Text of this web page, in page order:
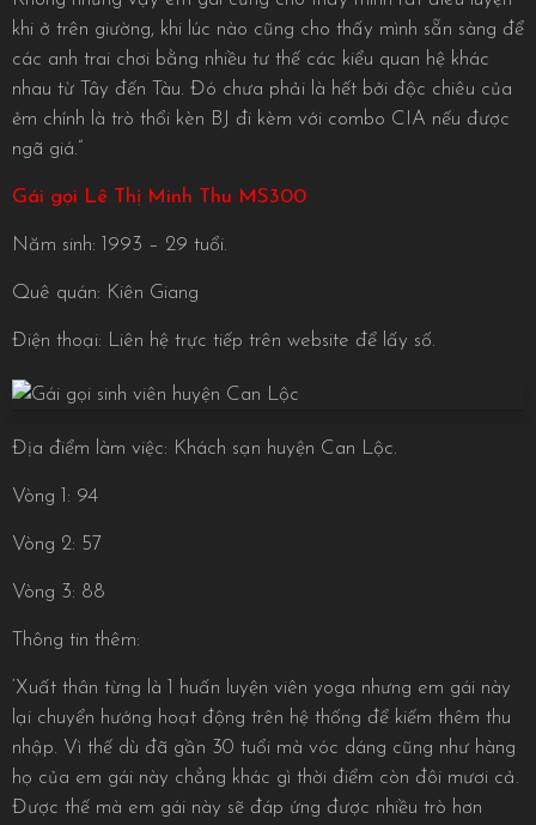
khi ở trên giường, khi lúc nào cũng cho thấy mình sẵn sàng để
các anh trai chơi bằng nhiều tư thế các kiểu quan hệ khác
nhau từ Tây đến Tàu. Đó chưa phải là hết bởi độc chiêu của
ẻm chính là trò thổi kèn BJ đi kèm với combo CIA nếu được
ngã giá.”
Gái gọi Lê Thị Minh Thu MS300
Năm sinh: 1993 – 29 tuổi.
Quê quán: Kiên Giang
Điện thoại: Liên hệ trực tiếp trên website để lấy số.
Địa điểm làm việc: Khách sạn huyện Can Lộc.
Vòng 1: 94
Vòng 2: 57
Vòng 3: 88
Thông tin thêm:
‘Xuất thân từng là 1 huấn luyện viên yoga nhưng em gái này
lại chuyển hướng hoạt động trên hệ thống để kiếm thêm thu
nhập. Vì thế dù đã gần 30 tuổi mà vóc dáng cũng như hàng
họ của em gái này chẳng khác gì thời điểm còn đôi mươi cả.
Được thế mà em gái này sẽ đáp ứng được nhiều trò hơn